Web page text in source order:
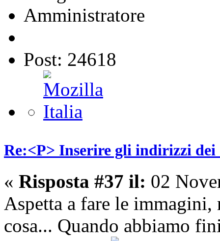
Amministratore
Post: 24618
Re:<P> Inserire gli indirizzi
« Risposta #37 il: 02
Aspetta a fare le immagini,
cosa... Quando abbiamo